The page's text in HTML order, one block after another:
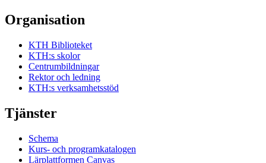
Organisation
KTH Biblioteket
KTH:s skolor
Centrumbildningar
Rektor och ledning
KTH:s verksamhetsstöd
Tjänster
Schema
Kurs- och programkatalogen
Lärplattformen Canvas